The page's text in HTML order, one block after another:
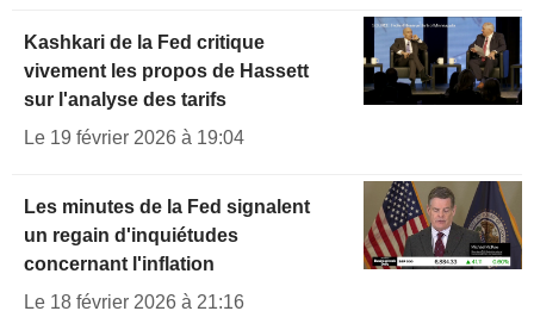
Kashkari de la Fed critique
vivement les propos de Hassett
sur l'analyse des tarifs
Le 19 février 2026 à 19:04
Les minutes de la Fed signalent
un regain d'inquiétudes
concernant l'inflation
Le 18 février 2026 à 21:16